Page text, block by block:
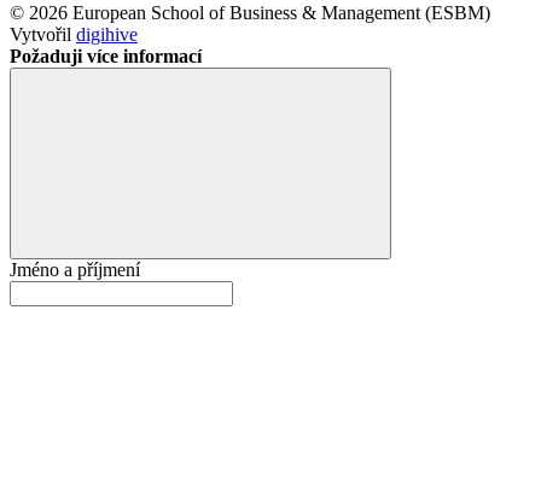
© 2026 European School of Business & Management (ESBM)
Vytvořil digihive
Požaduji více informací
Jméno a příjmení